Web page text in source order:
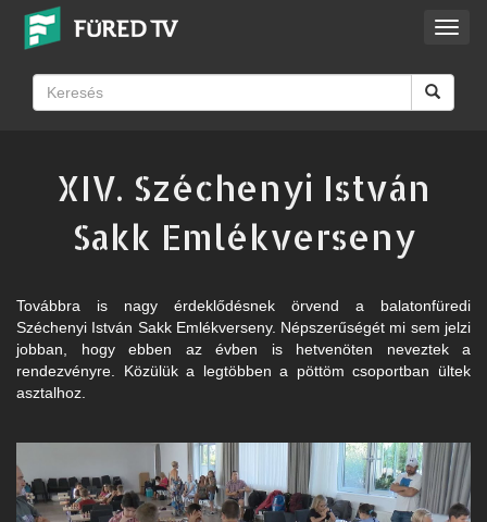
XIV. Széchenyi István
Sakk Emlékverseny
Továbbra is nagy érdeklődésnek örvend a balatonfüredi
Széchenyi István Sakk Emlékverseny. Népszerűségét mi sem jelzi
jobban, hogy ebben az évben is hetvenöten neveztek a
rendezvényre. Közülük a legtöbben a pöttöm csoportban ültek
asztalhoz.